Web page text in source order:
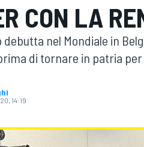
WEC
CON LA
nel Mondiale in
di tornare in patria
14:19